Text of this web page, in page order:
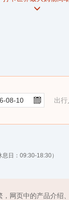
感受阿拉伯特色的
游览世界第八大奇
务
出行
息日：09:30-18:30）
网页中的产品介绍